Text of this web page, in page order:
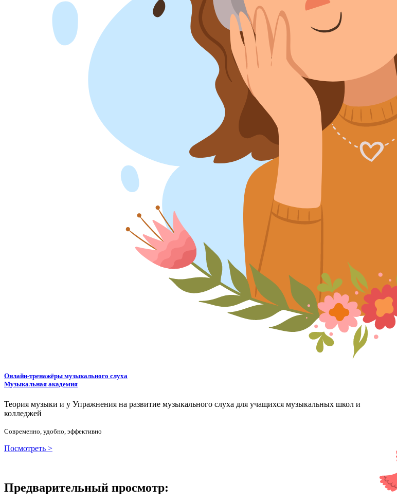
Онлайн-тренажёры музыкального слуха
Музыкальная академия
Теория музыки и у Упражнения на развитие музыкального слуха для учащихся музыкальных школ и
колледжей
Современно, удобно, эффективно
Посмотреть >
Предварительный просмотр: